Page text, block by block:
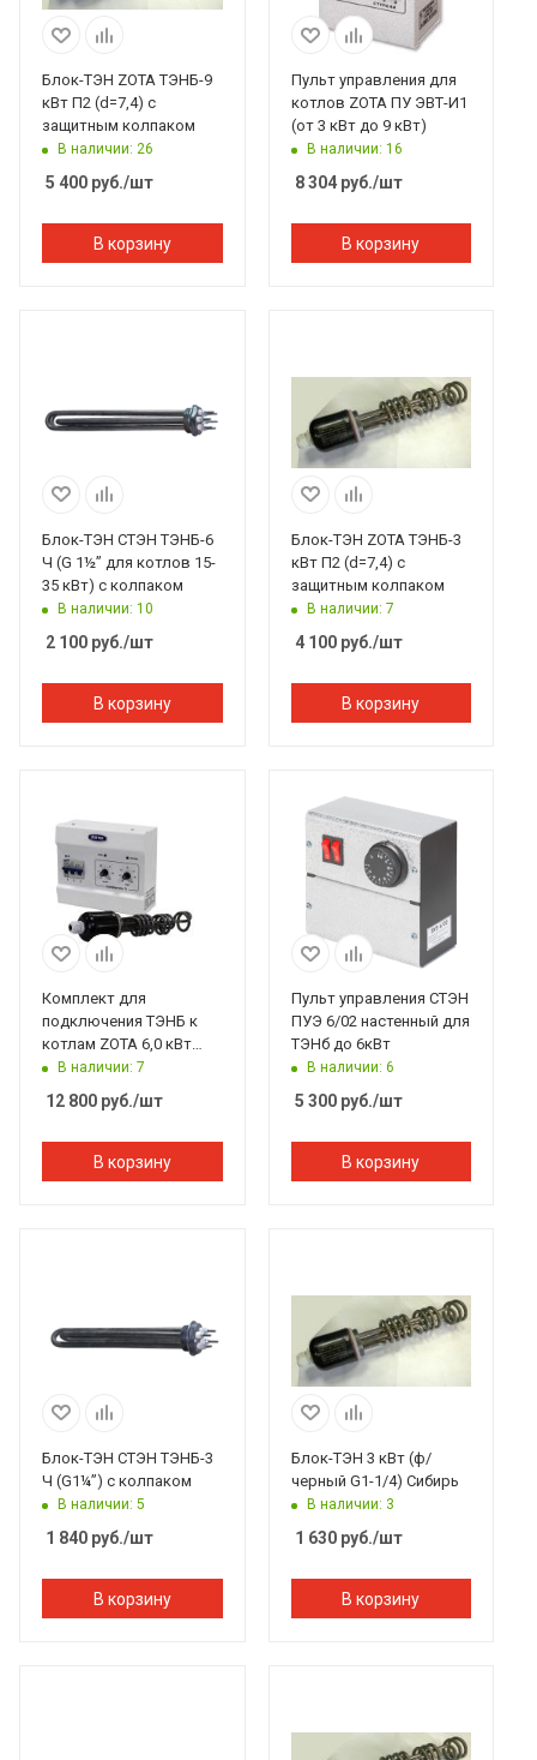
Блок-ТЭН ZOTA ТЭНБ-9
кВт П2 (d=7,4) с
защитным колпаком
В наличии: 26
5 400 руб./шт
В корзину
Пульт управления для
котлов ZOTA ПУ ЭВТ-И1
(от 3 кВт до 9 кВт)
В наличии: 16
8 304руб./шт
В корзину
Блок-ТЭН СТЭН ТЭНБ-6
Ч (G 1½” для котлов 15-
35 кВт) с колпаком
В наличии: 10
2 100 руб./шт
В корзину
Блок-ТЭН ZOTA ТЭНБ-3
кВт П2 (d=7,4) с
защитным колпаком
В наличии: 7
4 100руб./шт
В корзину
Комплект для
подключения ТЭНБ к
котлам ZOTA 6,0 кВт
(ПУ, ТЭНБ)
В наличии: 7
12 800 руб./шт
В корзину
Пульт управления СТЭН
ПУЭ 6/02 настенный для
ТЭНб до 6кВт
В наличии: 6
5 300руб./шт
В корзину
Блок-ТЭН СТЭН ТЭНБ-3
Ч (G1¼”) с колпаком
В наличии: 5
1 840 руб./шт
В корзину
Блок-ТЭН 3 кВт (ф/
черный G1-1/4) Сибирь
В наличии: 3
1 630руб./шт
В корзину